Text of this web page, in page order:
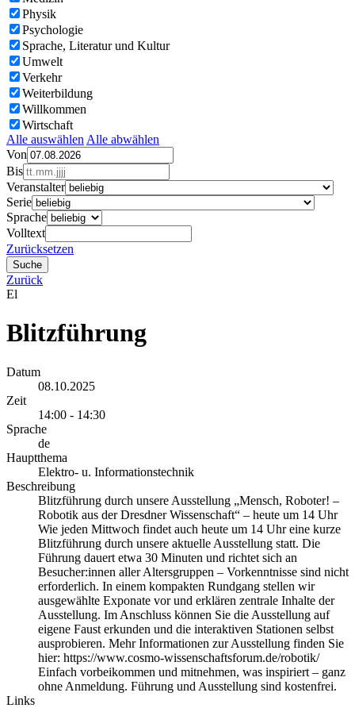
Physik
Psychologie
Sprache, Literatur und Kultur
Umwelt
Verkehr
Weiterbildung
Willkommen
Wirtschaft
Alle auswählen Alle abwählen
Von
Bis
Veranstalter
Serie
Sprache
Volltext
Zurücksetzen
Zurück
El
Blitzführung
Datum
08.10.2025
Zeit
14:00 - 14:30
Sprache
de
Hauptthema
Elektro- u. Informationstechnik
Beschreibung
Blitzführung durch unsere Ausstellung „Mensch, Roboter! –
Robotik aus der Dresdner Wissenschaft“ – heute um 14 Uhr
Wie jeden Mittwoch findet auch heute um 14 Uhr eine kurze
Blitzführung durch unsere aktuelle Ausstellung statt. Die
Führung dauert etwa 30 Minuten und richtet sich an
Besucher:innen aller Altersgruppen – Vorkenntnisse sind nicht
erforderlich. In einem kompakten Rundgang stellen wir
ausgewählte Exponate vor und erklären zentrale Inhalte der
Ausstellung. Im Anschluss können Sie die Ausstellung auf
eigene Faust erkunden und die interaktiven Stationen selbst
ausprobieren. Mehr Informationen zur Ausstellung finden Sie
hier: https://www.cosmo-wissenschaftsforum.de/robotik/
Einfach vorbeikommen und mitnehmen, was inspiriert – ganz
ohne Anmeldung. Führung und Ausstellung sind kostenfrei.
Links